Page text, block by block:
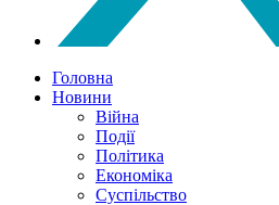
Головна
Новини
Війна
Події
Політика
Економіка
Суспільство